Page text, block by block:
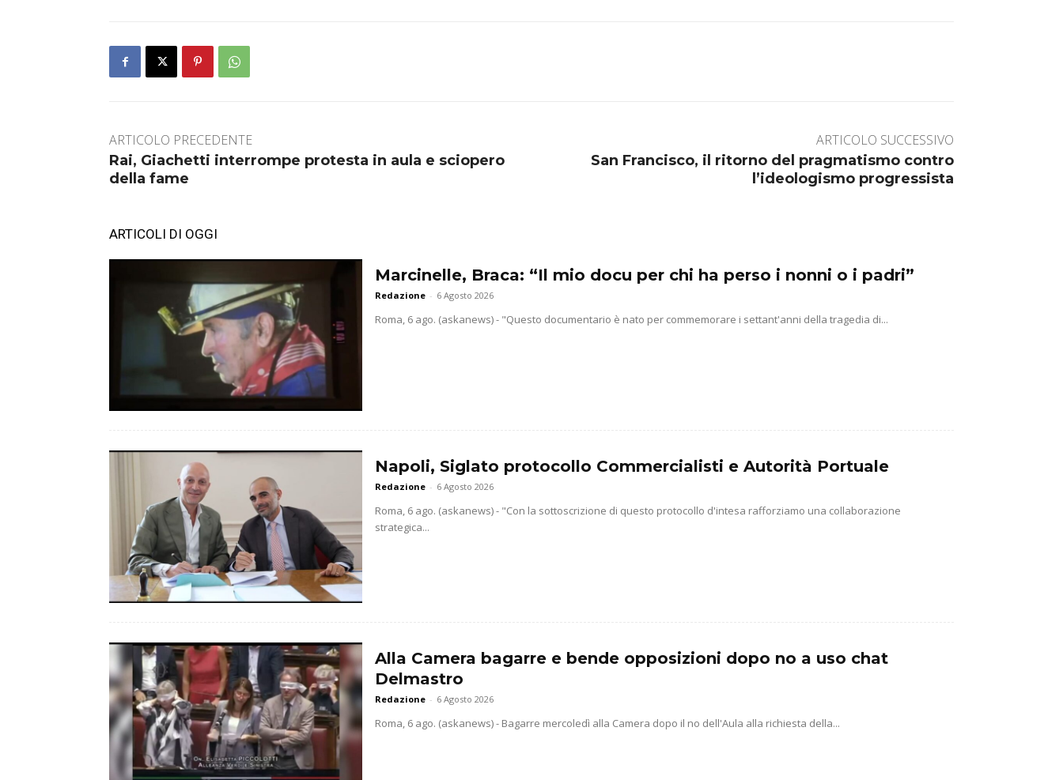
ARTICOLO PRECEDENTE
Rai, Giachetti interrompe protesta in aula e sciopero
della fame
ARTICOLO SUCCESSIVO
San Francisco, il ritorno del pragmatismo contro
l’ideologismo progressista
ARTICOLI DI OGGI
Marcinelle, Braca: “Il mio docu per chi ha perso i nonni o i padri”
Redazione - 6 Agosto 2026
Roma, 6 ago. (askanews) - "Questo documentario è nato per commemorare i settant'anni della tragedia di...
Napoli, Siglato protocollo Commercialisti e Autorità Portuale
Redazione - 6 Agosto 2026
Roma, 6 ago. (askanews) - "Con la sottoscrizione di questo protocollo d'intesa rafforziamo una collaborazione
strategica...
Alla Camera bagarre e bende opposizioni dopo no a uso chat
Delmastro
Redazione - 6 Agosto 2026
Roma, 6 ago. (askanews) - Bagarre mercoledì alla Camera dopo il no dell'Aula alla richiesta della...